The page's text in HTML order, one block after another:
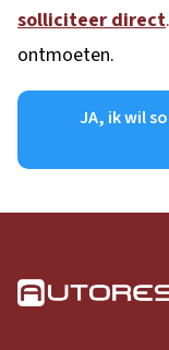
solliciteer direct.
ontmoeten.
JA, ik wil